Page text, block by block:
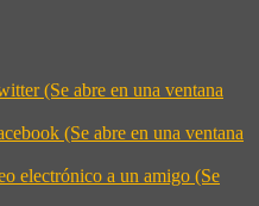
(Se abre en una ventana
(Se abre en una ventana
electrónico a un amigo (Se